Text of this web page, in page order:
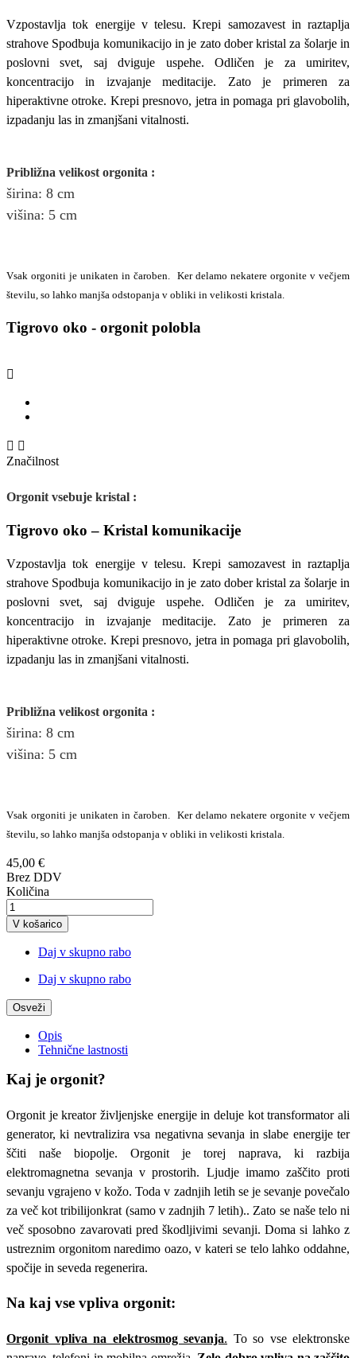
Vzpostavlja tok energije v telesu. Krepi samozavest in raztaplja
strahove Spodbuja komunikacijo in je zato dober kristal za šolarje in
poslovni svet, saj dviguje uspehe. Odličen je za umiritev,
koncentracijo in izvajanje meditacije. Zato je primeren za
hiperaktivne otroke. Krepi presnovo, jetra in pomaga pri glavobolih,
izpadanju las in zmanjšani vitalnosti.
Približna velikost orgonita :
širina: 8 cm
višina: 5 cm
Vsak orgoniti je unikaten in čaroben. Ker delamo nekatere orgonite v večjem
številu, so lahko manjša odstopanja v obliki in velikosti kristala.
Tigrovo oko - orgonit polobla

 
Značilnost
Orgonit vsebuje kristal :
Tigrovo oko – Kristal komunikacije
Vzpostavlja tok energije v telesu. Krepi samozavest in raztaplja
strahove Spodbuja komunikacijo in je zato dober kristal za šolarje in
poslovni svet, saj dviguje uspehe. Odličen je za umiritev,
koncentracijo in izvajanje meditacije. Zato je primeren za
hiperaktivne otroke. Krepi presnovo, jetra in pomaga pri glavobolih,
izpadanju las in zmanjšani vitalnosti.
Približna velikostorgonita :
širina: 8 cm
višina: 5 cm
Vsak orgoniti je unikaten in čaroben. Ker delamo nekatere orgonite v večjem
številu, so lahko manjša odstopanja v obliki in velikosti kristala.
45,00 €
Brez DDV
Količina
V košarico
Daj v skupno rabo
Daj v skupno rabo
Opis
Tehnične lastnosti
Kaj je orgonit?
Orgonit je kreator življenjske energije in deluje kot transformator ali
generator, ki nevtralizira vsa negativna sevanja in slabe energije ter
ščiti naše biopolje. Orgonit je torej naprava, ki razbija
elektromagnetna sevanja v prostorih. Ljudje imamo zaščito proti
sevanju vgrajeno v kožo. Toda v zadnjih letih se je sevanje povečalo
za več kot tribilijonkrat (samo v zadnjih 7 letih).. Zato se naše telo ni
več sposobno zavarovati pred škodljivimi sevanji. Doma si lahko z
ustreznim orgonitom naredimo oazo, v kateri se telo lahko oddahne,
spočije in seveda regenerira.
Na kaj vse vpliva orgonit:
Orgonit vpliva na elektrosmog sevanja. To so vse elektronske